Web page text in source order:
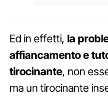
Ed in effetti, la
affiancamento e
tirocinante, non
ma un tirocinante